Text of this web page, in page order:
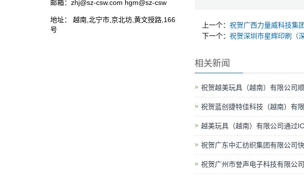
上一个： 祝贺广西力量威科技集
下一个： 祝贺深圳市星辉印刷（
相关新闻
祝贺越美玩具（越南）有限公司
祝贺蓝创捷特佳科技（越南）有
越美玩具（越南）有限公司通过
祝贺广东中汇纺织集团有限公司
祝贺广州市誉声电子科技有限公
邮箱：zhj@sz-csw.com hgm@sz-csw
地址： 越南,北宁市,京北坊,黄文授路,166
号